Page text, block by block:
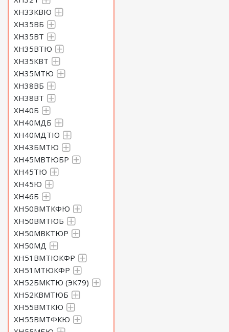
ХН33КВЮ
ХН35ВБ
ХН35ВТ
ХН35ВТЮ
ХН35КВТ
ХН35МТЮ
ХН38ВБ
ХН38ВТ
ХН40Б
ХН40МДБ
ХН40МДТЮ
ХН43БМТЮ
ХН45МВТЮБР
ХН45ТЮ
ХН45Ю
ХН46Б
ХН50ВМТКФЮ
ХН50ВМТЮБ
ХН50МВКТЮР
ХН50МД
ХН51ВМТЮКФР
ХН51МТЮКФР
ХН52БМКТЮ (ЭК79)
ХН52КВМТЮБ
ХН55ВМТКЮ
ХН55ВМТФКЮ